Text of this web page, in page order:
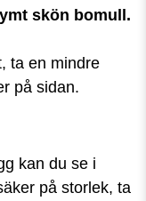
skön bomull.
ta en mindre
på sidan.
kan du se i
på storlek, ta